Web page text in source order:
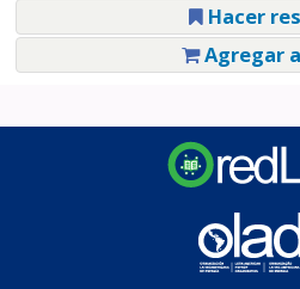
Hacer
Agregar